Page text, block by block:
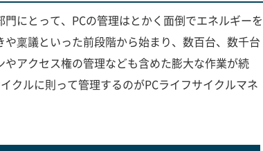
にとって、PCの管理はとかく面倒でエネルギーを
稟議といった前段階から始まり、数百台、数千台
アクセス権の管理なども含めた膨大な作業が続
クルに則って管理するのがPCライフサイクルマネ